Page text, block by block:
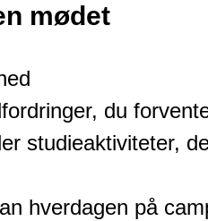
mødet
du
studieaktiviteter,
hverdagen på